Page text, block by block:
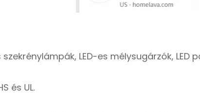
szekrénylámpák, LED-es mélysugárzók, LED
és UL.